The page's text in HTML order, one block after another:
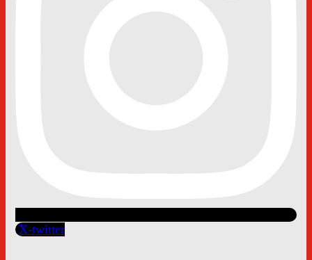
X-twitter